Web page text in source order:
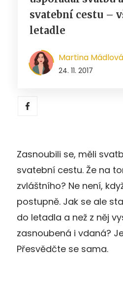
svatební cestu –
letadle
Martina Mádlová
24. 11. 2017
Zasnoubili se, měli
svatební cestu. Že na
zvláštního? Ne není,
postupně. Jak se ale
do letadla a než z něj
zasnoubená i vdaná?
Přesvědčte se sama.